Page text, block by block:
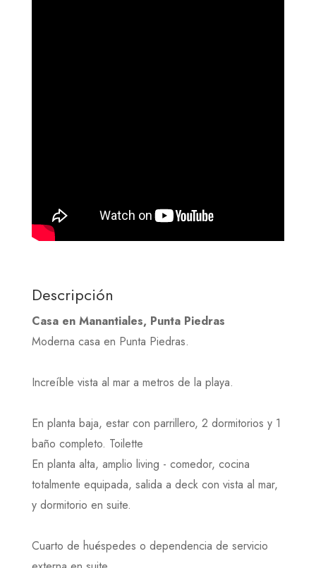
Descripción
Casa en Manantiales, Punta Piedras
Moderna casa en Punta Piedras.
Increíble vista al mar a metros de la playa.
En planta baja, estar con parrillero, 2 dormitorios y 1
baño completo. Toilette
En planta alta, amplio living - comedor, cocina
totalmente equipada, salida a deck con vista al mar,
y dormitorio en suite.
Cuarto de huéspedes o dependencia de servicio